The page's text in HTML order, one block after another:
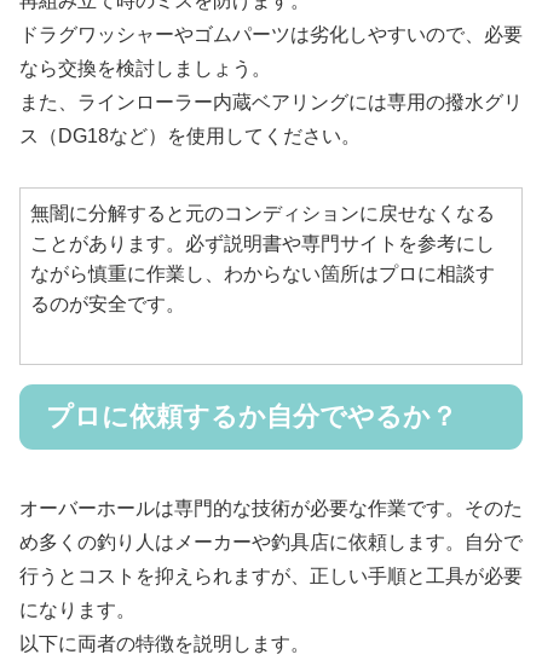
ドラグワッシャーやゴムパーツは劣化しやすいので、必要
なら交換を検討しましょう。
また、ラインローラー内蔵ベアリングには専用の撥水グリ
ス（DG18など）を使用してください。
無闇に分解すると元のコンディションに戻せなくなる
ことがあります。必ず説明書や専門サイトを参考にし
ながら慎重に作業し、わからない箇所はプロに相談す
るのが安全です。
プロに依頼するか自分でやるか？
オーバーホールは専門的な技術が必要な作業です。そのた
め多くの釣り人はメーカーや釣具店に依頼します。自分で
行うとコストを抑えられますが、正しい手順と工具が必要
になります。
以下に両者の特徴を説明します。